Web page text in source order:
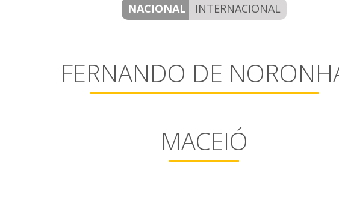
NACIONAL INTERNACIONAL
FERNANDO DE
MACEIÓ